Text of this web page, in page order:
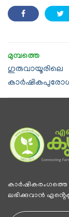
ഗുരുവായൂരിലെ
കാര്‍ഷികരംഗത്തെ
ലഭിക്കുവാന്‍